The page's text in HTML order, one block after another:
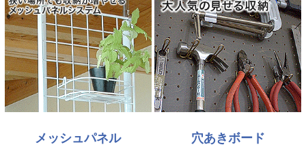
メッシュパネル 穴あきボード